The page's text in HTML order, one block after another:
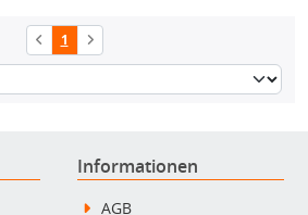
1
Informationen
AGB